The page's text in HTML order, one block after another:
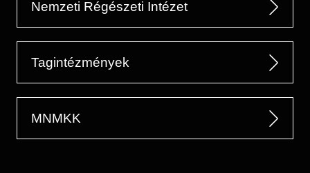
Nemzeti Régészeti Intézet
Tagintézmények
MNMKK